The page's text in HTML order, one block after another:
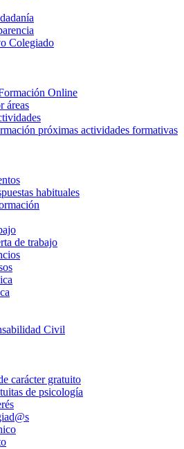
Colegiado
Online
áreas
próximas actividades formativas
habituales
de trabajo
Civil
carácter gratuito
de psicología